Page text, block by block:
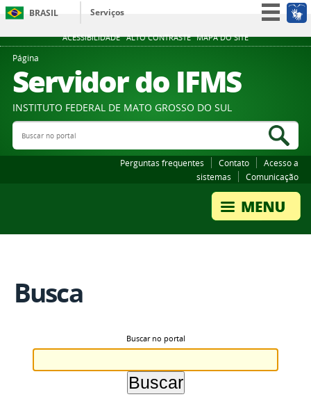
ACESSIBILIDADE ALTO CONTRASTE MAPA DO SITE
BRASIL
Serviços
Participe
Legislação
Canais
Página
Servidor do IFMS
INSTITUTO FEDERAL DE MATO GROSSO DO SUL
Buscar no portal
Perguntas frequentes Contato
Acesso a
sistemas
Comunicação
Busca
Buscar no portal